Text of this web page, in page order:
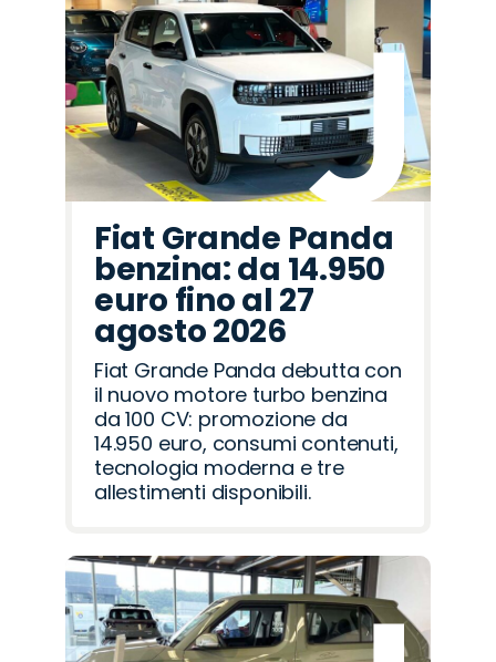
Fiat Grande Panda
benzina: da 14.950
euro fino al 27
agosto 2026
Fiat Grande Panda debutta con
il nuovo motore turbo benzina
da 100 CV: promozione da
14.950 euro, consumi contenuti,
tecnologia moderna e tre
allestimenti disponibili.